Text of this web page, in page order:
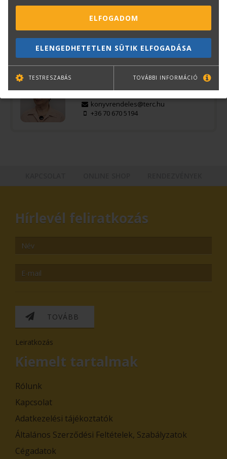
Kiadó:
TERC Kft.
2004
Kérdése van?
Könyvesboltvezető
konyvrendeles@terc.hu
+36 70 670 5194
Hírlevél feliratkozás
TOVÁBB
Leiratkozás
Kiemelt tartalmak
Rólunk
Kapcsolat
Adatkezelési tájékoztatók
Általános Szerződési Feltételek, Szabályzatok
Cégadatok
ELFOGADOM
ELENGEDHETETLEN SÜTIK ELFOGADÁSA
TESTRESZABÁS TOVÁBBI INFORMÁCIÓ